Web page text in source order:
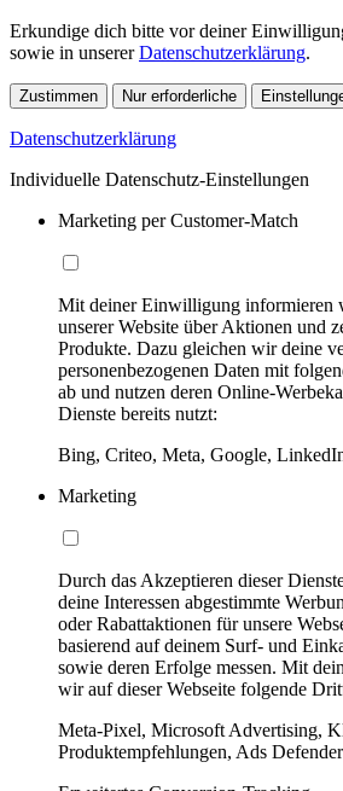
Erkundige dich bitte vor deiner
sowie in unsererDatenschutzerklärung.
Zustimmen Nur erforderliche
Datenschutzerklärung
Individuelle Datenschutz-Einstellungen
Marketing per Customer-Match
Mit deiner Einwilligung informieren
unserer Website über Aktionen und
Produkte. Dazu gleichen wir deine
personenbezogenen Daten mit
ab und nutzen deren Online-
Dienste bereits nutzt:
Bing, Criteo, Meta, Google,
Marketing
Durch das Akzeptieren dieser
deine Interessen abgestimmte
oder Rabattaktionen für unsere
basierend auf deinem Surf- und
sowie deren Erfolge messen. Mit
wir auf dieser Webseite folgende
Meta-Pixel, Microsoft Advertising,
Produktempfehlungen, Ads Defender